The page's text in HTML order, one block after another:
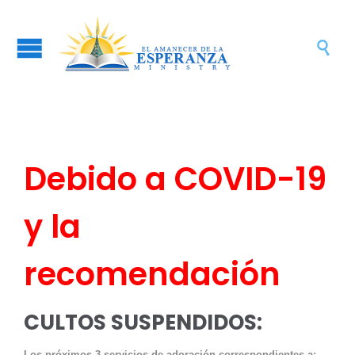

Debido a COVID-19
y la
recomendación
CULTOS SUSPENDIDOS: